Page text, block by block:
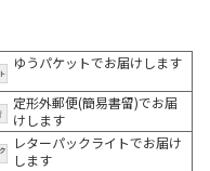
ゆうパケットでお届けします
定形外郵便(簡易書留)でお届
けします
レターパックライトでお届け
します